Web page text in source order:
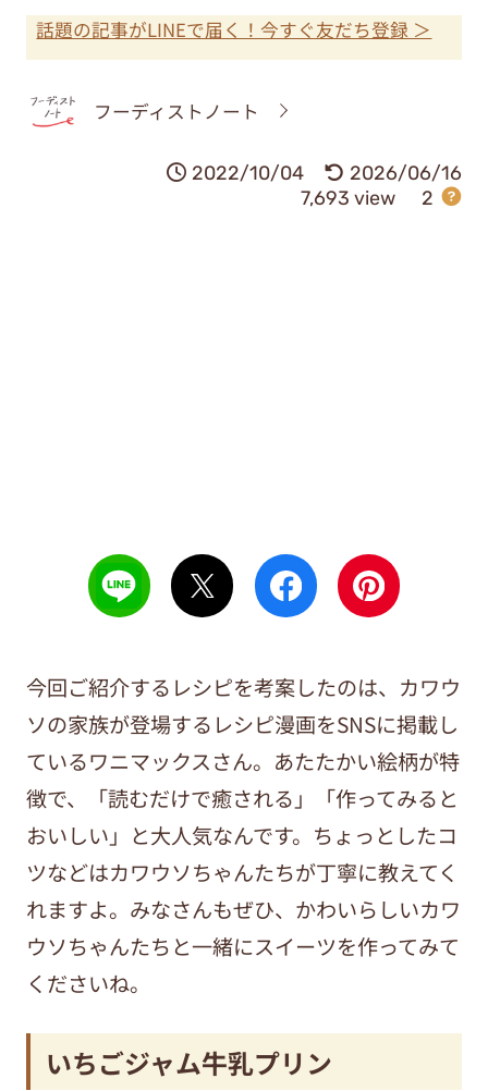
話題の記事がLINEで届く！今すぐ友だち登録 ＞
フーディストノート
2022/10/04
2026/06/16
7,693 view
2
今回ご紹介するレシピを考案したのは、カワウ
ソの家族が登場するレシピ漫画をSNSに掲載し
ているワニマックスさん。あたたかい絵柄が特
徴で、「読むだけで癒される」「作ってみると
おいしい」と大人気なんです。ちょっとしたコ
ツなどはカワウソちゃんたちが丁寧に教えてく
れますよ。みなさんもぜひ、かわいらしいカワ
ウソちゃんたちと一緒にスイーツを作ってみて
くださいね。
いちごジャム牛乳プリン